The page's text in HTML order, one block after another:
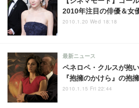
2010年注目の俳優＆女
2010.1.20 Wed 18:18
ペネロペ・クルスが抱
『抱擁のかけら』の抱
最新ニュース
2010.1.15 Fri 22:44